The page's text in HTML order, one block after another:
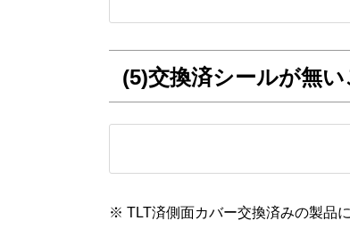
(5)交換済シールが無
※ TLT済側面カバー交換済みの製品